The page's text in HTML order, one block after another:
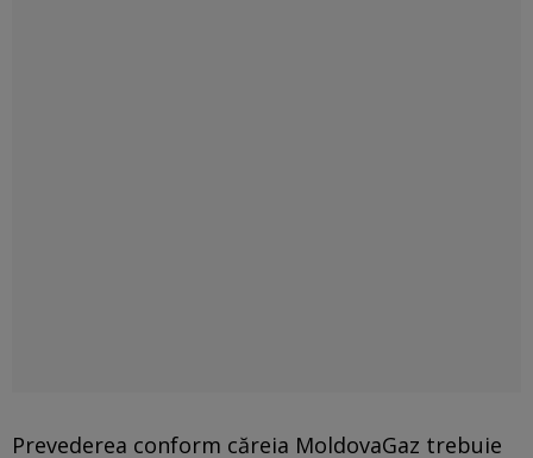
Prevederea conform căreia MoldovaGaz trebuie